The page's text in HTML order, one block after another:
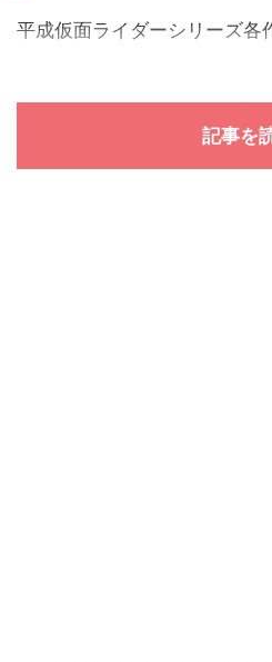
平成仮面ライダーシリーズ各
記事を